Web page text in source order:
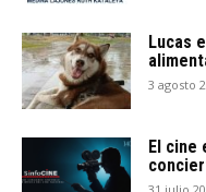
Lucas
3 agosto
El cine